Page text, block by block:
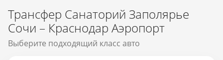
Трансфер Санаторий Заполярье
Coчи – Краснодар Аэропорт
Выберите подходящий класс авто